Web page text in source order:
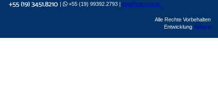
|
+55 (19) 99392.2793 | info@bgl.com.br
Alle Rechte Vorbehalten
Entwicklung Sphera